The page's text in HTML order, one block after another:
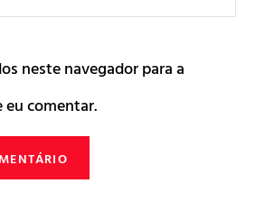
neste navegador para a
eu comentar.